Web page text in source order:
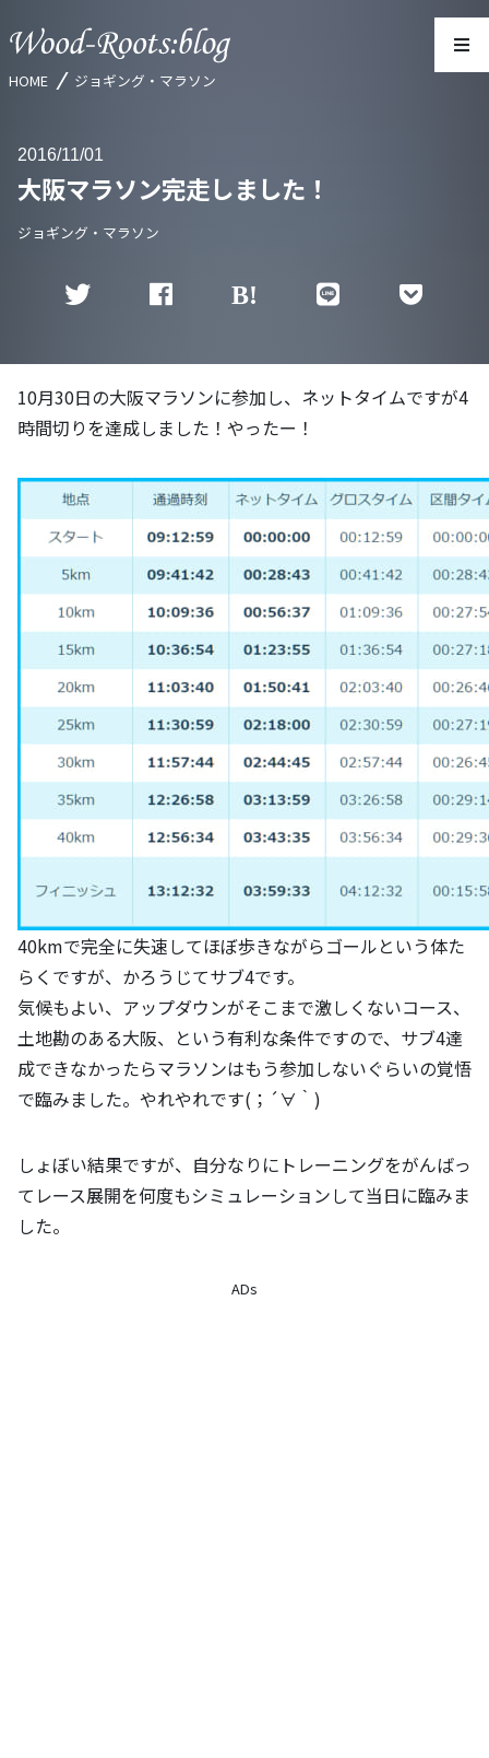
HOME ジョギング・マラソン
2016 11/01
大阪マラソン完走しました！
ジョギング・マラソン
10月30日の大阪マラソンに参加し、ネットタイムですが4
時間切りを達成しました！やったー！
40kmで完全に失速してほぼ歩きながらゴールという体た
らくですが、かろうじてサブ4です。
気候もよい、アップダウンがそこまで激しくないコース、
土地勘のある大阪、という有利な条件ですので、サブ4達
成できなかったらマラソンはもう参加しないぐらいの覚悟
で臨みました。やれやれです(；´∀｀)
しょぼい結果ですが、自分なりにトレーニングをがんばっ
てレース展開を何度もシミュレーションして当日に臨みま
した。
ADs